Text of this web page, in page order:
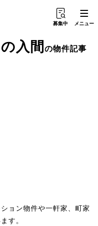
募集中 メニュー
の入間の物件記事
ョン物件や一軒家、町家
す。